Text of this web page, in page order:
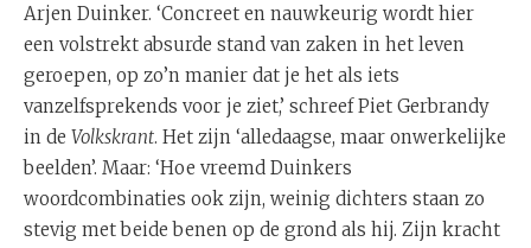
Arjen Duinker. ‘Concreet en nauwkeurig wordt hier
een volstrekt absurde stand van zaken in het leven
geroepen, op zo’n manier dat je het als iets
vanzelfsprekends voor je ziet,’ schreef Piet Gerbrandy
in de Volkskrant. Het zijn ‘alledaagse, maar onwerkelijke
beelden’. Maar: ‘Hoe vreemd Duinkers
woordcombinaties ook zijn, weinig dichters staan zo
stevig met beide benen op de grond als hij. Zijn kracht